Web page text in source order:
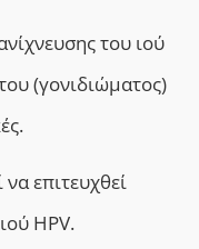
του ιού
(γονιδιώματος)
επιτευχθεί
HPV.